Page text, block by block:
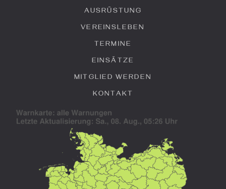
AUSRÜSTUNG
VEREINSLEBEN
TERMINE
EINSÄTZE
MITGLIED WERDEN
KONTAKT